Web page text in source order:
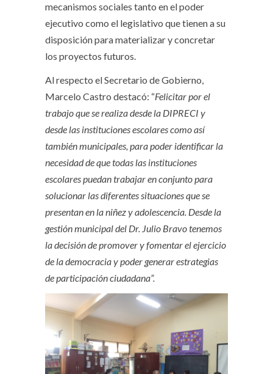
mecanismos sociales tanto en el poder
ejecutivo como el legislativo que tienen a su
disposición para materializar y concretar
los proyectos futuros.
Al respecto el Secretario de Gobierno,
Marcelo Castro destacó: “Felicitar por el
trabajo que se realiza desde la DIPRECI y
desde las instituciones escolares como así
también municipales, para poder identificar la
necesidad de que todas las instituciones
escolares puedan trabajar en conjunto para
solucionar las diferentes situaciones que se
presentan en la niñez y adolescencia. Desde la
gestión municipal del Dr. Julio Bravo tenemos
la decisión de promover y fomentar el ejercicio
de la democracia y poder generar estrategias
de participación ciudadana”.